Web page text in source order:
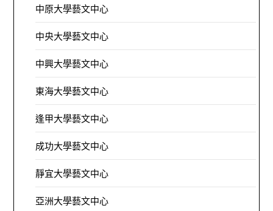
中原大學藝文中心
中央大學藝文中心
中興大學藝文中心
東海大學藝文中心
逢甲大學藝文中心
成功大學藝文中心
靜宜大學藝文中心
亞洲大學藝文中心